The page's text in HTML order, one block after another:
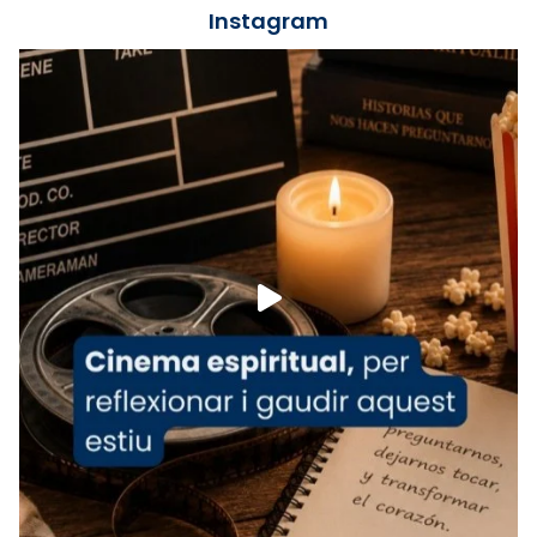
Foto
View on Facebook Share
Arquebisbat de Barcelonais at Catedral
de Barcelona.
1 week ago
Aquest dilluns, 27 de juliol, ha tingut lloc la
missa d’acció de gràcies en agraïment al
comitè organitzador de la visita apostòlica
del Sant Pare Lleó XIV a Barcelona, i als
col·laboradors, a la Catedral de Barcelona.
L’arquebisbe de Barcelona, el cardenal Joan
Josep Omella, ha presidit la missa i l’ha
concelebrat el bisbe auxiliar de Barcelona,
Mons. David Abadías.
Instagram